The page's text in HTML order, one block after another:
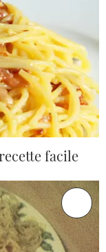
facile